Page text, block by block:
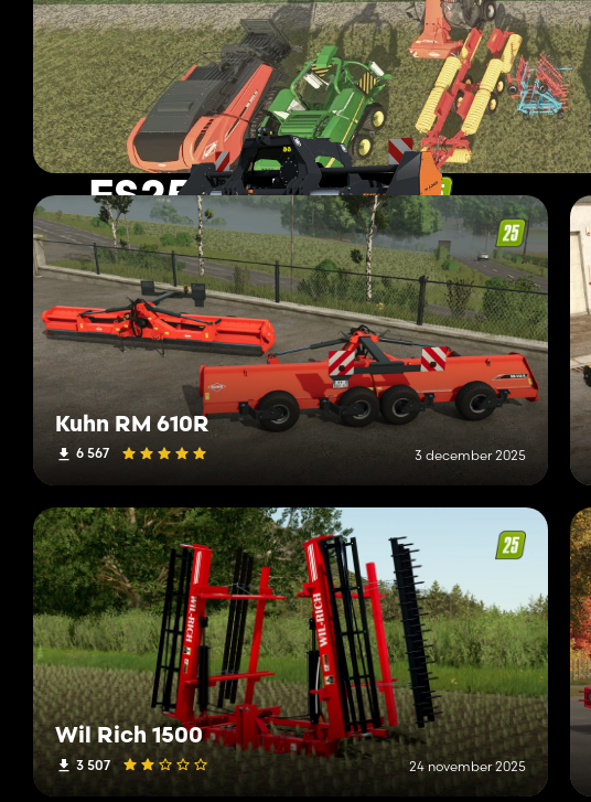
FS25 Mulchers
79 mods Pagina 3 van 7
Kuhn RM 610R
6 567 3 december 2025
Wil Rich 1500
3 507 24 november 2025